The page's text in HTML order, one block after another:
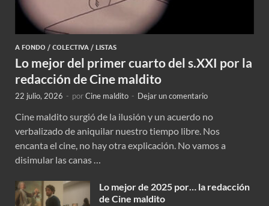
A FONDO / COLECTIVA / LISTAS
Lo mejor del primer cuarto del s.XXI por la
redacción de Cine maldito
22 julio, 2026 - porCine maldito - Dejar un comentario
Cine maldito surgió de la ilusión y un acuerdo no
verbalizado de aniquilar nuestro tiempo libre. Nos
encanta el cine, no hay otra explicación. No vamos a
disimular las canas …
Lo mejor de 2025 por… la redacción
de Cine maldito